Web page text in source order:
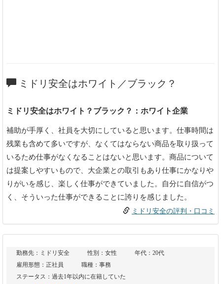
ミドリ安全はホワイト／ブラック？
ミドリ安全はホワイト？ブラック？：ホワイト企業
補助が手厚く、社員を大切にしていると思います。仕事時間は
残業も含めて多いですが、なくてはならない商品を取り扱って
いるため仕事がなくなることはないと思います。商品について
は提案しやすいもので、大企業との取引もあり仕事にかなりや
りがいを感じ、楽しく仕事ができていました。自分に自信がつ
く、そういった仕事ができることに誇りを感じました。
ミドリ安全の評判・口コミ
勤務先：ミドリ安全 性別：女性
年代：20代
雇用形態：正社員
職種：事務
ステータス：過去1年以内に在籍していた